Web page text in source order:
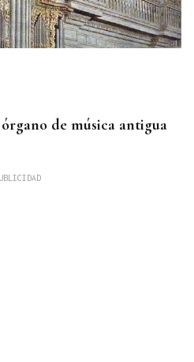
de música antigua